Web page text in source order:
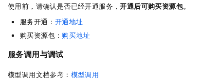
使用前，请确认是否已经开通服务，开通后可购买资源包。
服务开通： 开通地址
购买资源包： 购买地址
服务调用与调试
模型调用文档参考： 模型调用